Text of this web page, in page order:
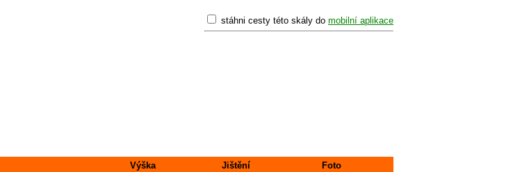
stáhni cesty této skály do mobilní aplikace
Výška Jištění Foto